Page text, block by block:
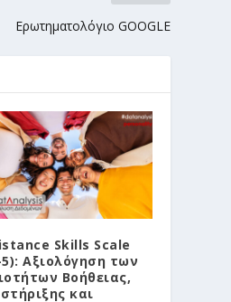
Ερωτηματολόγιο GOOGLE
Skills Scale
5): Αξιολόγηση των
Βοήθειας,
και